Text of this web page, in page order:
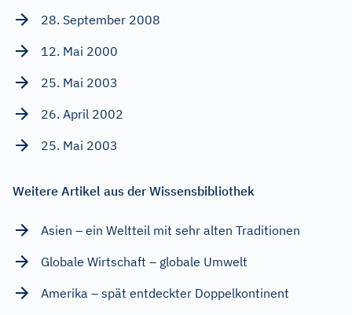
28. September 2008
12. Mai 2000
25. Mai 2003
26. April 2002
25. Mai 2003
Weitere Artikel aus der Wissensbibliothek
Asien – ein Weltteil mit sehr alten Traditionen
Globale Wirtschaft – globale Umwelt
Amerika – spät entdeckter Doppelkontinent